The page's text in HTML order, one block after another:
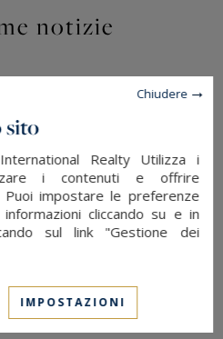
notizie
sito
Realty Utilizza i
i contenuti e offrire
Puoi impostare le preferenze
cliccando su e in
sul link "Gestione dei
IMPOSTAZIONI
Chiudere